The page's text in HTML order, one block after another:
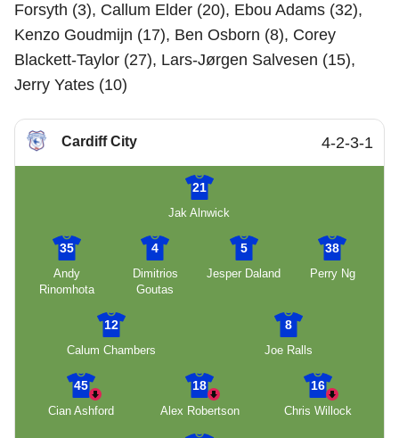
Forsyth (3), Callum Elder (20), Ebou Adams (32),
Kenzo Goudmijn (17), Ben Osborn (8), Corey
Blackett-Taylor (27), Lars-Jørgen Salvesen (15),
Jerry Yates (10)
Cardiff City 4-2-3-1
21
Jak Alnwick
35
Andy
Rinomhota
4
Dimitrios
Goutas
5
Jesper Daland
38
Perry Ng
12
Calum Chambers
8
Joe Ralls
45
Cian Ashford
18
Alex Robertson
16
Chris Willock